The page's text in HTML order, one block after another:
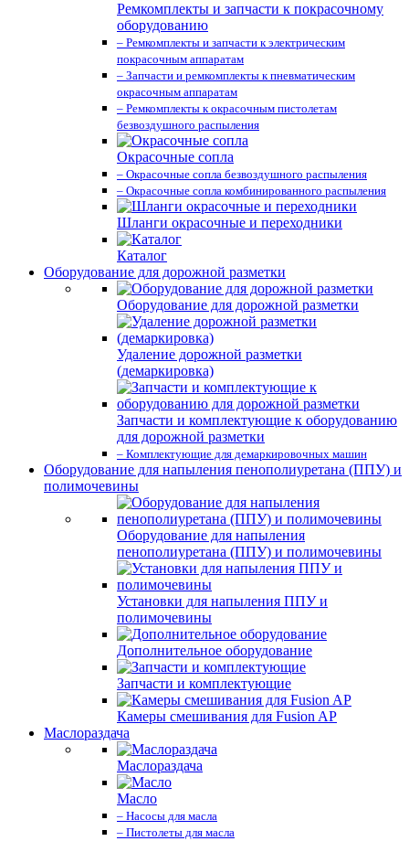
Ремкомплекты и запчасти к покрасочному
оборудованию
– Ремкомплекты и запчасти к электрическим
покрасочным аппаратам
– Запчасти и ремкомплекты к пневматическим
окрасочным аппаратам
– Ремкомплекты к окрасочным пистолетам
безвоздушного распыления
Окрасочные сопла
– Окрасочные сопла безвоздушного распыления
– Окрасочные сопла комбинированного распыления
Шланги окрасочные и переходники
Каталог
Оборудование для дорожной разметки
Оборудование для дорожной разметки
Удаление дорожной разметки
(демаркировка)
Запчасти и комплектующие к оборудованию
для дорожной разметки
– Комплектующие для демаркировочных машин
Оборудование для напыления пенополиуретана (ППУ) и
полимочевины
Оборудование для напыления
пенополиуретана (ППУ) и полимочевины
Установки для напыления ППУ и
полимочевины
Дополнительное оборудование
Запчасти и комплектующие
Камеры смешивания для Fusion AP
Маслораздача
Маслораздача
Масло
– Насосы для масла
– Пистолеты для масла